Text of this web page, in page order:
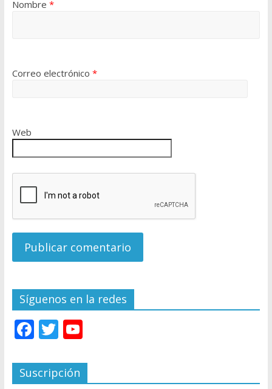
Nombre *
Correo electrónico *
Web
Síguenos en la redes
F
e
T
itt
Y
u
Suscripción